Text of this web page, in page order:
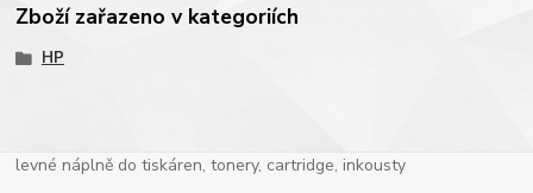
Zboží zařazeno v kategoriích
HP
levné náplně do tiskáren, tonery, cartridge, inkousty